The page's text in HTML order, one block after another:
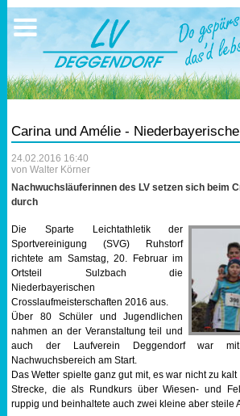
Carina und Amélie -
24.02.2016 16:40
von Walter Körner
Nachwuchsläuferinnen des LV setzen sich beim
durch
Die Sparte Leichtathletik der
Sportvereinigung (SVG) Ruhstorf
richtete am Samstag, 20. Februar im
Ortsteil Sulzbach die
Niederbayerischen
Crosslaufmeisterschaften 2016 aus.
Über 80 Schüler und Jugendlichen
nahmen an der Veranstaltung teil und
auch der Laufverein Deggendorf war
Nachwuchsbereich am Start.
Das Wetter spielte ganz gut mit, es war nicht zu
Strecke, die als Rundkurs über Wiesen- und
ruppig und beinhaltete auch zwei kleine aber steile
Sportangebote
Trainingszeiten
Laufen
Lauf 10
Triathlon
Schwimmen
Orientierungslauf
Nachwuchsförderung
Sportabzeichen
Ausschreibungen
17.05.2026 Triathlon
Ergebnisse
Ergebnisse
Mitgliedschaft
Vereinskleidung
Vorstandschaft
Übungs- Gruppenleiter
SEPA Info
Bankverbindung